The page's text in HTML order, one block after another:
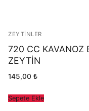
ZEYTINLER
720 CC KAVANOZ
ZEYTİN
145,00 ₺
Sepete Ekle